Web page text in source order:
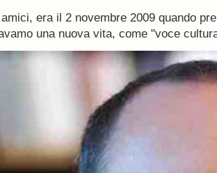
era il 2 novembre 2009 quando
una nuova vita, come "voce